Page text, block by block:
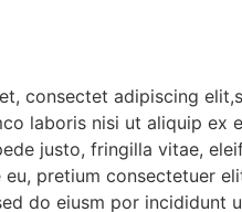
consectet adipiscing
laboris nisi ut aliquip
justo, fringilla vitae,
pretium consectetuer
do eiusm por incididunt